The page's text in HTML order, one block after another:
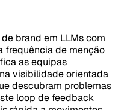
brand em LLMs com
frequência de menção
as equipas
visibilidade orientada
descubram problemas
loop de feedback